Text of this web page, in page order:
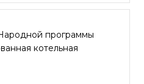
программы
котельная